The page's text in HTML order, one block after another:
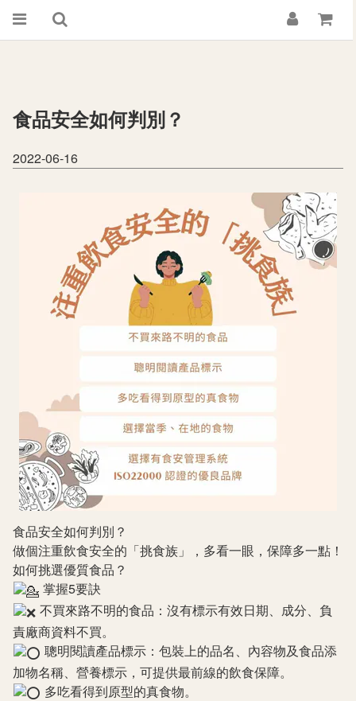
食品安全如何判別？
2022-06-16
食品安全如何判別？
做個注重飲食安全的「挑食族」，多看一眼，保障多一點！
如何挑選優質食品？
掌握5要訣
不買來路不明的食品：沒有標示有效日期、成分、負
責廠商資料不買。
聰明閱讀產品標示：包裝上的品名、內容物及食品添
加物名稱、營養標示，可提供最前線的飲食保障。
多吃看得到原型的真食物。